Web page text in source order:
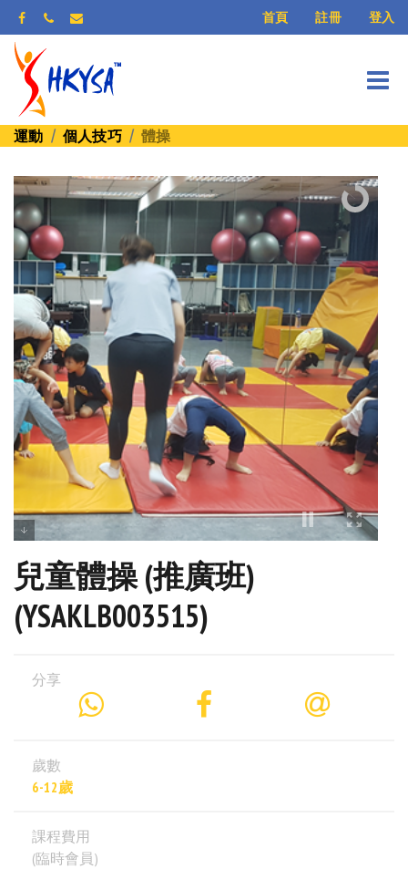
首頁 註冊 登入
運動 個人技巧 體操
兒童體操 (推廣班)
(YSAKLB003515)
分享
歲數
6-12歲
課程費用
(臨時會員)